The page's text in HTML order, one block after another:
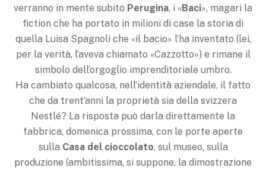
verranno in mente subito Perugina, i «Baci», magari la
fiction che ha portato in milioni di case la storia di
quella Luisa Spagnoli che «il bacio» l’ha inventato (lei,
per la verità, l’aveva chiamato «Cazzotto») e rimane il
simbolo dell’orgoglio imprenditoriale umbro.
Ha cambiato qualcosa, nell’identità aziendale, il fatto
che da trent’anni la proprietà sia della svizzera
Nestlé? La risposta può darla direttamente la
fabbrica, domenica prossima, con le porte aperte
sulla Casa del cioccolato, sul museo, sulla
produzione (ambitissima, si suppone, la dimostrazione